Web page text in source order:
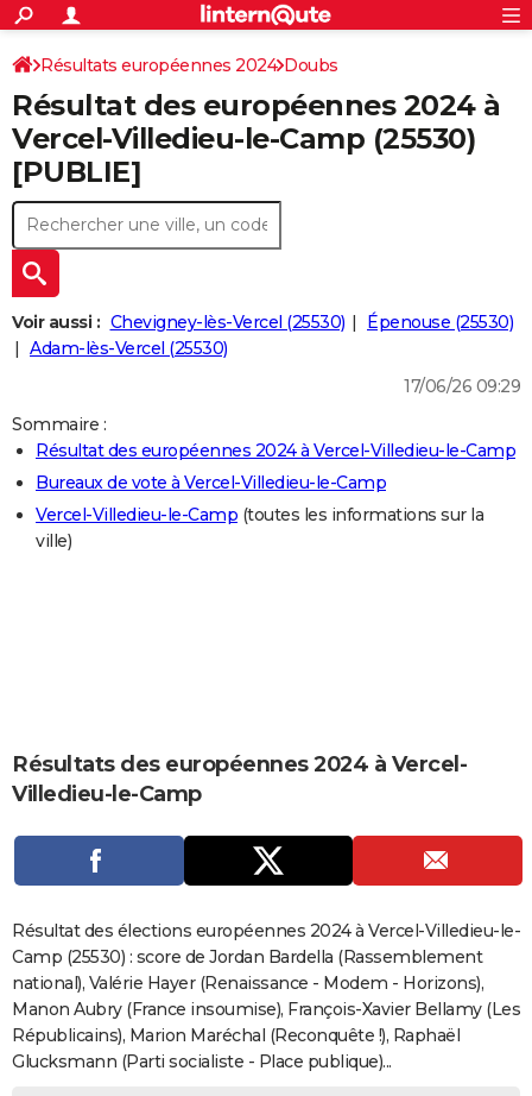
ACTUALITÉS
Politique
Société
Faits Divers
Education
Monde
Villes
+
SPORT
Coupe du monde 2026
Football
Tennis
Cyclisme
Rugby
Forum
Programme TV
TNT
Streaming
Cinéma
Sorties cinéma
Musique
+FINANCE
Retraite
Impôts
Epargne
Immobilier
Risques naturels par ville
Banque
Assurance
CréditAUTO
Essais
Réserver un essai
Citadines
Berlines
SUV
Forum auto
+HIGH-TECH
Mobiles
Meilleur smartphone
Internet
Ordinateurs
Jeux vidéo
Guide high-tech
+
BRICOLAGE
Forum
Aménagement intérieur
Extérieur
Cuisine
Salle de bains
Jardinage
Rangement
LIFESTYLE
Art de vivre
Bien-être
Loisirs
Mode
Modes de vie
SANTE
Alimentation
Guide de la santé
Maladies
Médicaments
Sommeil
VOYAGE
Destinations
City break
Voyage nature
Voyage de noces
DICTIONNAIRE
Dictionnaire
Biographies
Citations
Expressions
Proverbes
PROGRAMME TV
COPAINS D'AVANT
FORUM
Bricolage
Lifestyle
Culture
Sport
Auto
Television
Voyage
Cinema
S'inscrire
Connexion
Résultats européennes 2024 Doubs
Résultat des européennes 2024 à
Vercel-Villedieu-le-Camp (25530)
[PUBLIE]
Voir aussi : Chevigney-lès-Vercel (25530)
Épenouse (25530)
Adam-lès-Vercel (25530)
17/06/26 09:29
Sommaire :
Résultat des européennes 2024 à Vercel-Villedieu-le-Camp
Bureaux de vote à Vercel-Villedieu-le-Camp
Vercel-Villedieu-le-Camp (toutes les informations sur la
ville)
Résultats des européennes 2024 à Vercel-
Villedieu-le-Camp
Résultat des élections européennes 2024 à Vercel-Villedieu-le-
Camp (25530) : score de Jordan Bardella (Rassemblement
national), Valérie Hayer (Renaissance - Modem - Horizons),
Manon Aubry (France insoumise), François-Xavier Bellamy (Les
Républicains), Marion Maréchal (Reconquête !), Raphaël
Glucksmann (Parti socialiste - Place publique)...